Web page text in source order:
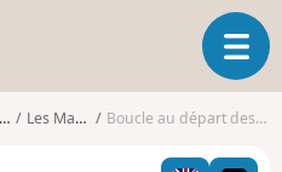
O
u
v
i
Les Matelles Boucle au départ des Matelles